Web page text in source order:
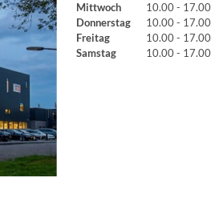
Mittwoch
10.00 - 17.00
Donnerstag
10.00 - 17.00
Freitag
10.00 - 17.00
Samstag
10.00 - 17.00